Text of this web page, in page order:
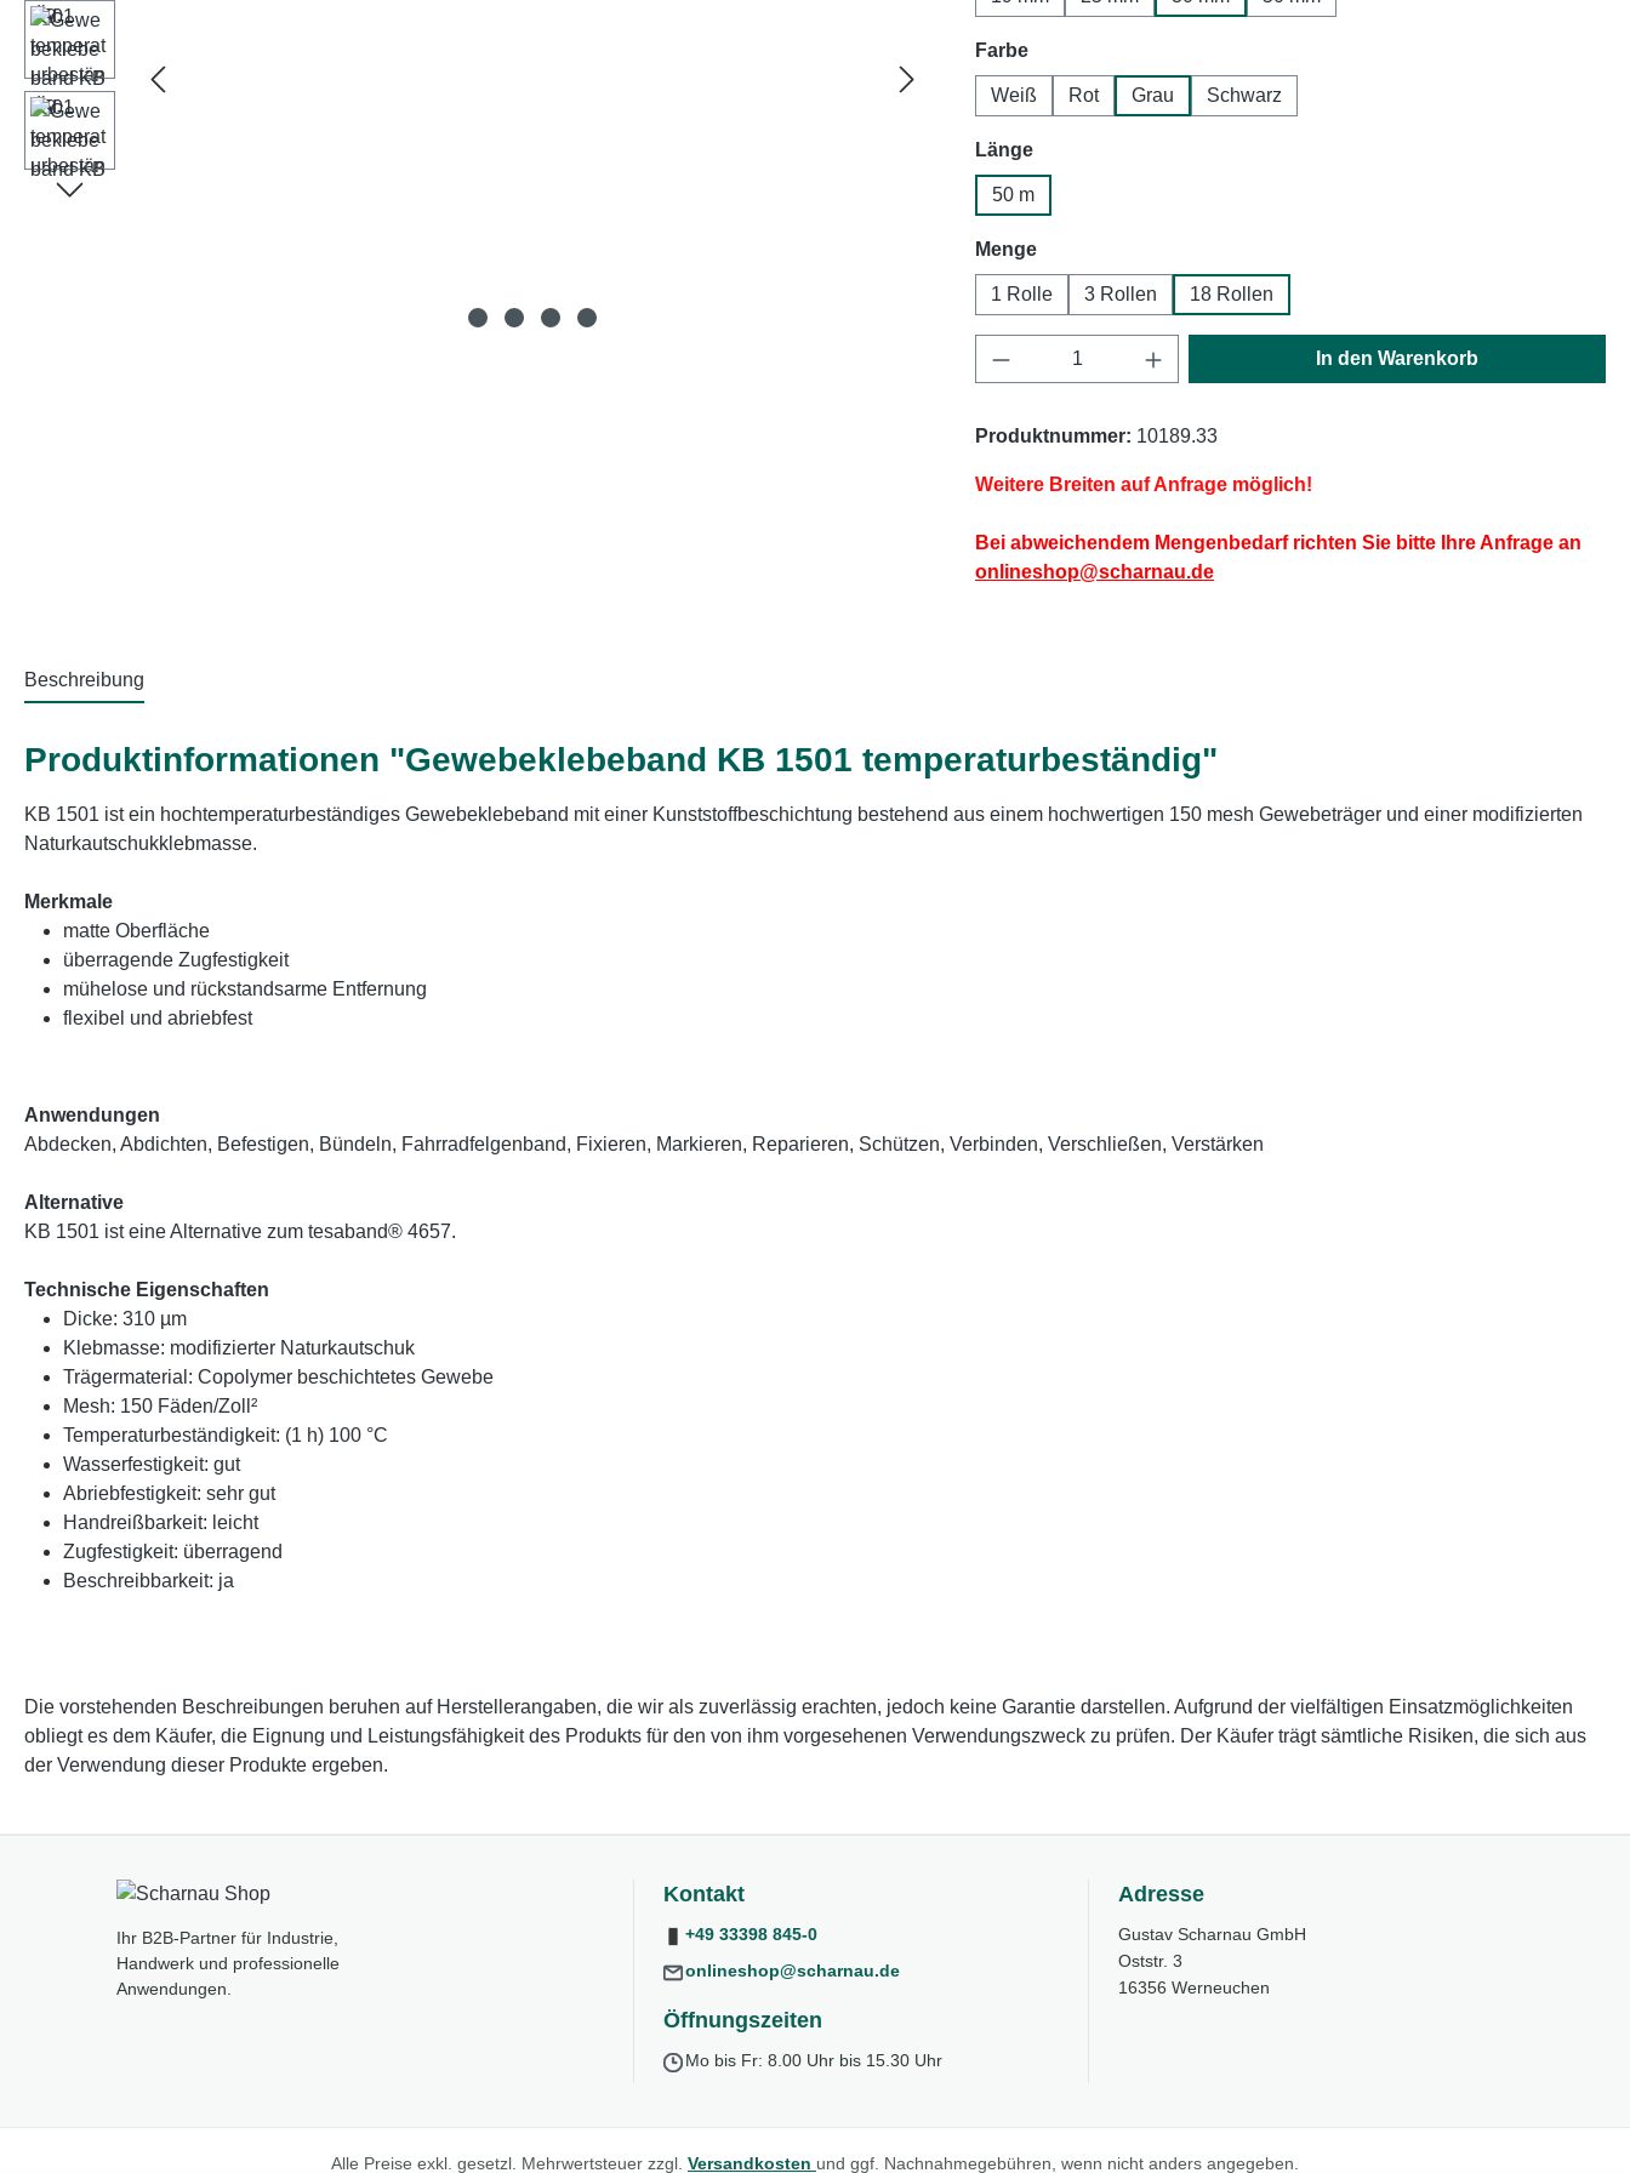
Farbeauswählen
Weiß Rot Grau Schwarz
Längeauswählen
50 m
Mengeauswählen
1 Rolle 3 Rollen 18 Rollen
Produkt Anzahl: Gib den gewünschten Wert ein
In den Warenkorb
Produktnummer: 10189.33
Weitere Breiten auf Anfrage möglich!
Bei abweichendem Mengenbedarf richten Sie bitte Ihre Anfrage an
onlineshop@scharnau.de
Beschreibung
Produktinformationen "Gewebeklebeband KB 1501 temperaturbeständig"
KB 1501 ist ein hochtemperaturbeständiges Gewebeklebeband mit einer Kunststoffbeschichtung bestehend aus einem hochwertigen 150 mesh Gewebeträger und einer modifizierten
Naturkautschukklebmasse.
Merkmale
matte Oberfläche
überragende Zugfestigkeit
mühelose und rückstandsarme Entfernung
flexibel und abriebfest
Anwendungen
Abdecken, Abdichten, Befestigen, Bündeln, Fahrradfelgenband, Fixieren, Markieren, Reparieren, Schützen, Verbinden, Verschließen, Verstärken
Alternative
KB 1501 ist eine Alternative zum tesaband® 4657.
Technische Eigenschaften
Dicke: 310 µm
Klebmasse: modifizierter Naturkautschuk
Trägermaterial: Copolymer beschichtetes Gewebe
Mesh: 150 Fäden/Zoll²
Temperaturbeständigkeit: (1 h) 100 °C
Wasserfestigkeit: gut
Abriebfestigkeit: sehr gut
Handreißbarkeit: leicht
Zugfestigkeit: überragend
Beschreibbarkeit: ja
Die vorstehenden Beschreibungen beruhen auf Herstellerangaben, die wir als zuverlässig erachten, jedoch keine Garantie darstellen. Aufgrund der vielfältigen Einsatzmöglichkeiten
obliegt es dem Käufer, die Eignung und Leistungsfähigkeit des Produkts für den von ihm vorgesehenen Verwendungszweck zu prüfen. Der Käufer trägt sämtliche Risiken, die sich aus
der Verwendung dieser Produkte ergeben.
Ihr B2B-Partner für Industrie,
Handwerk und professionelle
Anwendungen.
Kontakt
+49 33398 845-0
onlineshop@scharnau.de
Öffnungszeiten
Mo bis Fr: 8.00 Uhr bis 15.30 Uhr
Adresse
Gustav Scharnau GmbH
Oststr. 3
16356 Werneuchen
Alle Preise exkl. gesetzl. Mehrwertsteuer zzgl. Versandkosten und ggf. Nachnahmegebühren, wenn nicht anders angegeben.